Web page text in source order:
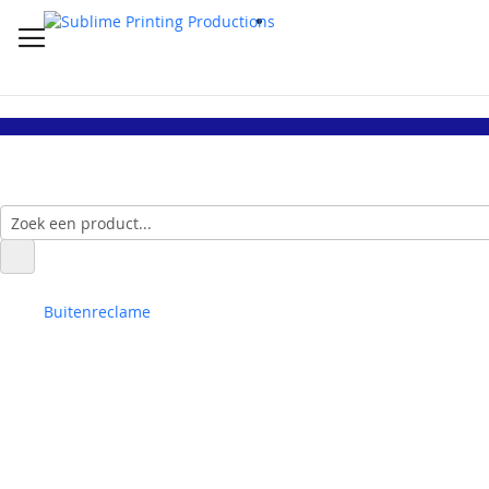
Buitenreclame